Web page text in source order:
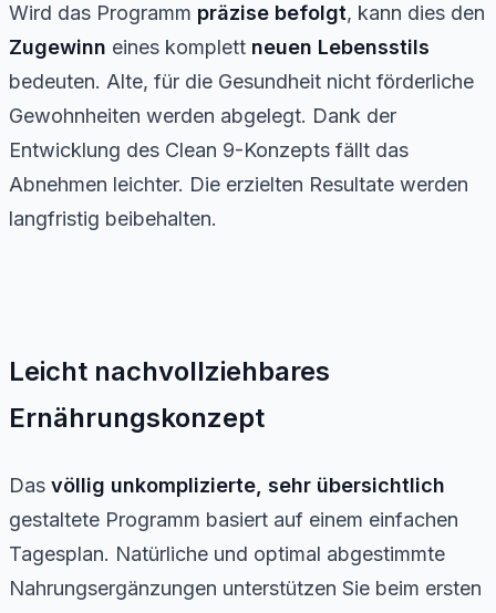
Wird das Programm präzise befolgt, kann dies den
Zugewinn eines komplett neuen Lebensstils
bedeuten. Alte, für die Gesundheit nicht förderliche
Gewohnheiten werden abgelegt. Dank der
Entwicklung des Clean 9-Konzepts fällt das
Abnehmen leichter. Die erzielten Resultate werden
langfristig beibehalten.
Leicht nachvollziehbares
Ernährungskonzept
Das völlig unkomplizierte, sehr übersichtlich
gestaltete Programm basiert auf einem einfachen
Tagesplan. Natürliche und optimal abgestimmte
Nahrungsergänzungen unterstützen Sie beim ersten